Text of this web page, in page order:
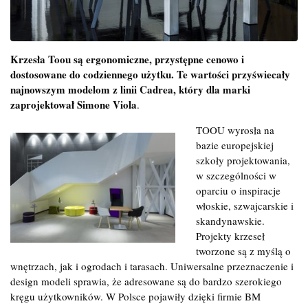
Krzesła Toou są ergonomiczne, przystępne cenowo i
dostosowane do codziennego użytku. Te wartości przyświecały
najnowszym modelom z linii Cadrea, który dla marki
zaprojektował Simone Viola.
TOOU wyrosła na
bazie europejskiej
szkoły projektowania,
w szczególności w
oparciu o inspiracje
włoskie, szwajcarskie i
skandynawskie.
Projekty krzeseł
tworzone są z myślą o
wnętrzach, jak i ogrodach i tarasach. Uniwersalne przeznaczenie i
design modeli sprawia, że adresowane są do bardzo szerokiego
kręgu użytkowników. W Polsce pojawiły dzięki firmie BM